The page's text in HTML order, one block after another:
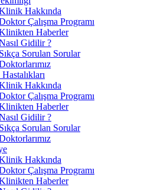
Hakkında
Çalışma Programı
Haberler
Gidilir ?
Sıkça Sorulan Sorular
Hakkında
Çalışma Programı
Haberler
Gidilir ?
Sıkça Sorulan Sorular
Hakkında
Çalışma Programı
Haberler